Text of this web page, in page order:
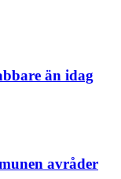
än idag
avråder